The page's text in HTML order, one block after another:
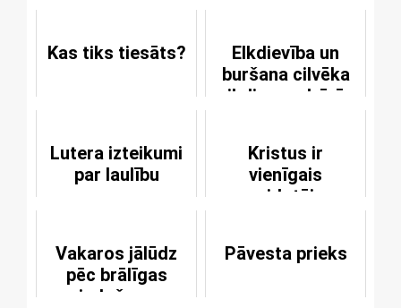
Kas tiks tiesāts?
Elkdievība un
buršana cilvēka
ikdienas dzīvē
Lutera izteikumi
par laulību
Kristus ir
vienīgais
veidotājs
Vakaros jālūdz
pēc brālīgas
piedošanas
Pāvesta prieks